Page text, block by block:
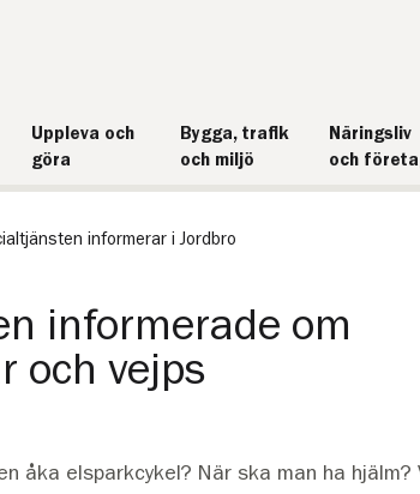
Uppleva och
göra
Bygga, trafik
och miljö
Näringsliv
och
informerar i Jordbro
informerade om
och vejps
åka elsparkcykel? När ska man ha hjälm?